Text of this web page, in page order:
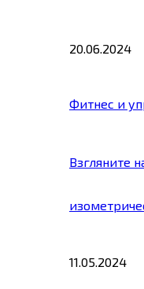
20.06.2024
Фитнес и
Взгляните
11.05.2024